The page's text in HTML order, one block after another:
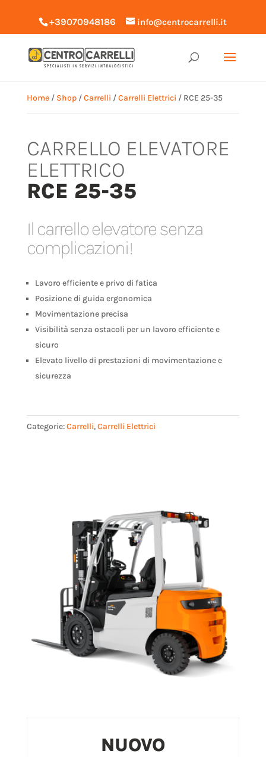
+39070948186 info@centrocarrelli.it
Home/ Shop/Carrelli /Carrelli Elettrici / RCE 25-35
CARRELLO ELEVATORE
ELETTRICO
RCE 25-35
Il carrello elevatore senza
complicazioni!
Lavoro efficiente e privo di fatica
Posizione di guida ergonomica
Movimentazione precisa
Visibilità senza ostacoli per un lavoro efficiente e
sicuro
Elevato livello di prestazioni di movimentazione e
sicurezza
Categorie:Carrelli,Carrelli Elettrici
NUOVO